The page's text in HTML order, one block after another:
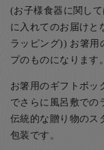
(お子様食器に関し
に入れてのお届けと
ラッピング)) お箸用
プのものになります。
お箸用のギフトボッ
でさらに風呂敷での
伝統的な贈り物のス
包装です。